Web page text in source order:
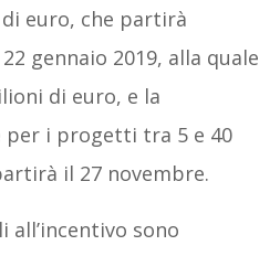
euro, che partirà
gennaio 2019, alla quale
di euro, e la
per i progetti tra 5 e 40
il 27 novembre.
sono